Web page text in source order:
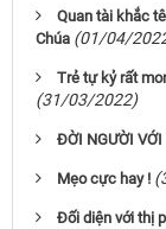
Quan tài khắc
Chúa (01/04/
Trẻ tự kỷ rất
(31/03/2022)
ĐỜI NGƯỜI
Mẹo cực hay !
Đối diện với thị